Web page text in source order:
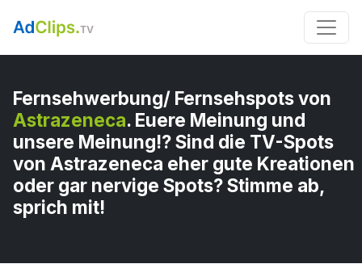
Fernsehwerbung/ Fernsehspots von
Astrazeneca. Euere Meinung und
unsere Meinung!? Sind die TV-Spots
von Astrazeneca eher gute Kreationen
oder gar nervige Spots? Stimme ab,
sprich mit!